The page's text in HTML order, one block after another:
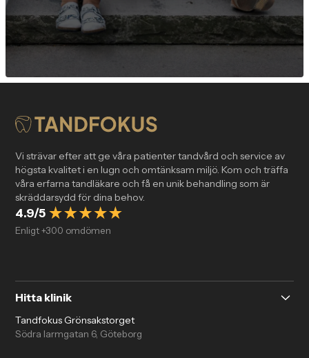
Vi strävar efter att ge våra patienter tandvård och service av
högsta kvalitet i en lugn och omtänksam miljö. Kom och träffa
våra erfarna tandläkare och få en unik behandling som är
skräddarsydd för dina behov.
4.9/5
Enligt +300 omdömen
Hitta klinik
Tandfokus Grönsakstorget
Södra larmgatan 6, Göteborg